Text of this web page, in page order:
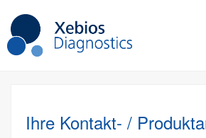
Ihre Kontakt- /